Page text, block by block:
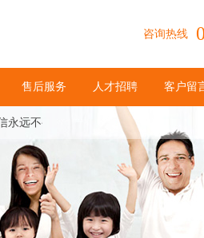
咨询热线
售后服务 人才招聘 客户留
。